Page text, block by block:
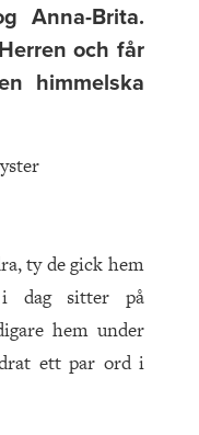
Anna-Brita.
och får
himmelska
ty de gick hem
dag sitter på
hem under
ett par ord i